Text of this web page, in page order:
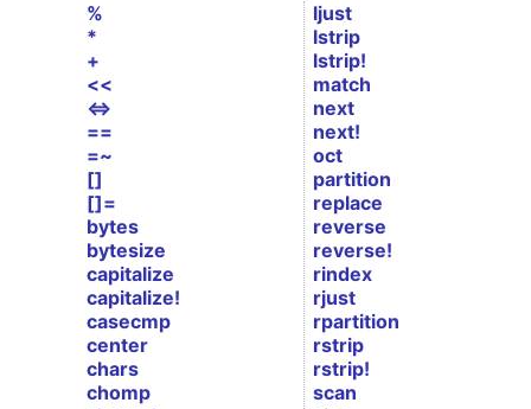
%
*
+
<<
<=>
==
=~
[]
[]=
bytes
bytesize
capitalize
capitalize!
casecmp
center
chars
chomp
ljust
lstrip
lstrip!
match
next
next!
oct
partition
replace
reverse
reverse!
rindex
rjust
rpartition
rstrip
rstrip!
scan